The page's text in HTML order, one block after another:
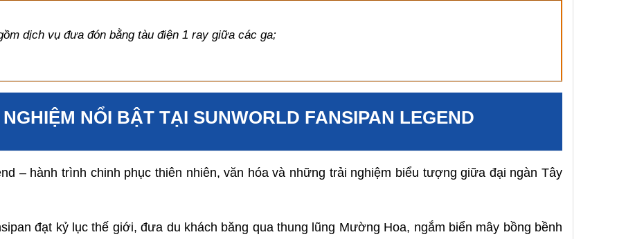
dịch vụ đưa đón bằng tàu điện 1 ray giữa các ga;
NỔI BẬT TẠI SUNWORLD FANSIPAN LEGEND
– hành trình chinh phục thiên nhiên, văn hóa và những trải nghiệm biểu tượng giữa đại ngàn Tây
đạt kỷ lục thế giới, đưa du khách băng qua thung lũng Mường Hoa, ngắm biển mây bồng bềnh